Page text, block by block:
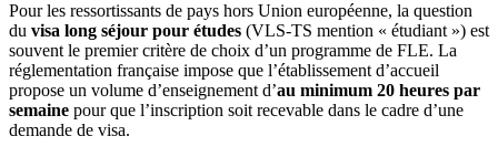
Pour les ressortissants de pays hors Union européenne, la question
du visa long séjour pour études (VLS-TS mention « étudiant ») est
souvent le premier critère de choix d’un programme de FLE. La
réglementation française impose que l’établissement d’accueil
propose un volume d’enseignement d’au minimum 20 heures par
semaine pour que l’inscription soit recevable dans le cadre d’une
demande de visa.